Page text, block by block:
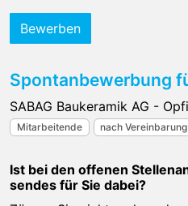
Bewerben
Spontanbewerbung
SABAG Baukeramik AG -
Mitarbeitende nach Vereinbarung
Ist bei den of­fe­nen
sen­des für Sie da­bei?